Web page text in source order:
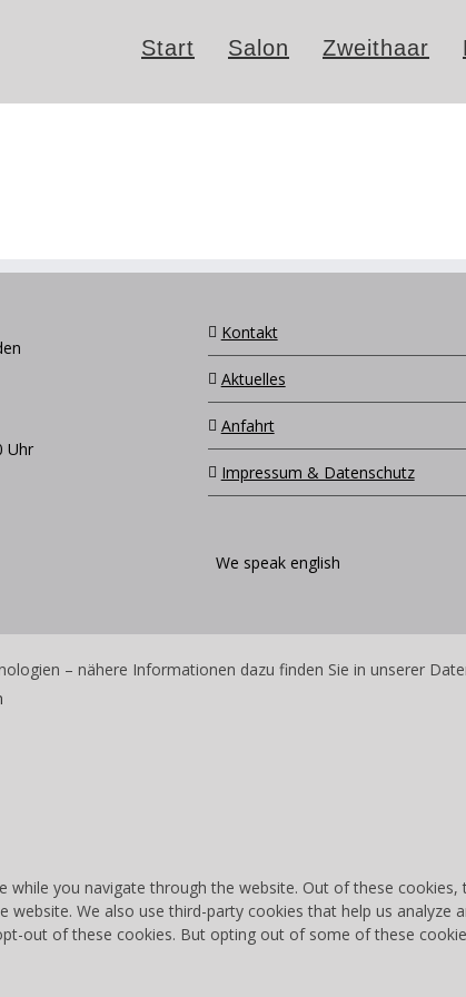
Start Salon Zweithaar
Uhr
Kontakt
Aktuelles
Anfahrt
Impressum & Datenschutz
We speak english
– nähere Informationen dazu finden Sie in unserer
while you navigate through the website. Out of these
We also use third-party cookies that help us
out of these cookies. But opting out of some of these